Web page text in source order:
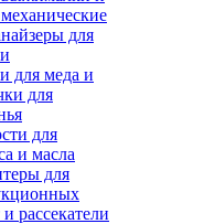
для
для меда и
для
для
и масла
для
рассекатели